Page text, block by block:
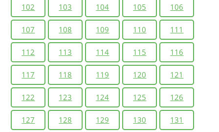
102 103 104 105 106
107 108 109 110 111
112 113 114 115 116
117 118 119 120 121
122 123 124 125 126
127 128 129 130 131